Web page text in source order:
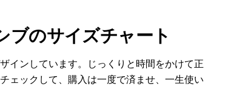
ブのサイズチャート
インしています。じっくりと時間をかけて正
ェックして、購入は一度で済ませ、一生使い